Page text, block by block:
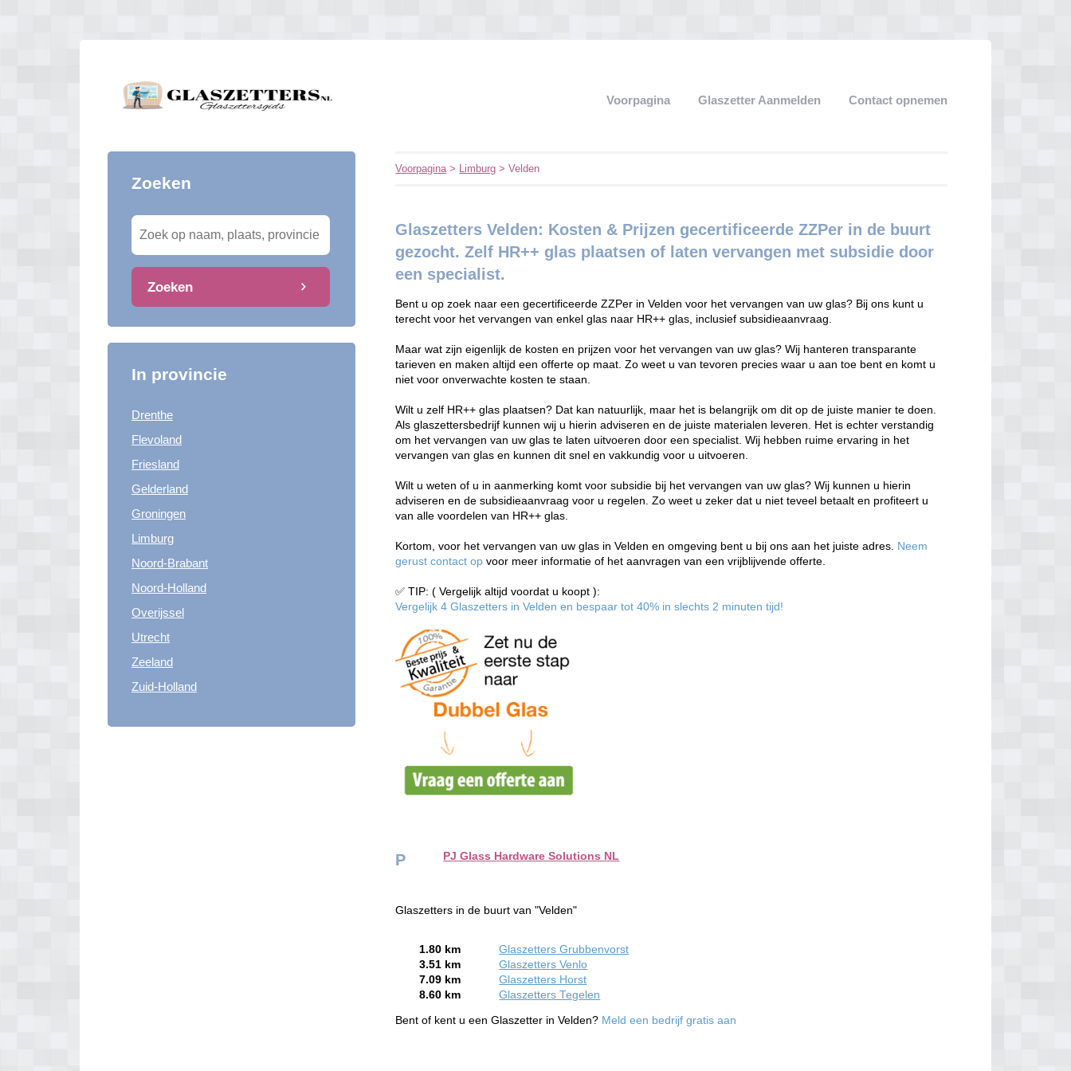
Voorpagina Glaszetter Aanmelden Contact opnemen
Zoeken
Zoeken
In provincie
Drenthe
Flevoland
Friesland
Gelderland
Groningen
Limburg
Noord-Brabant
Noord-Holland
Overijssel
Utrecht
Zeeland
Zuid-Holland
Voorpagina> Limburg > Velden
Glaszetters Velden: Kosten & Prijzen gecertificeerde ZZPer in de buurt
gezocht. Zelf HR++ glas plaatsen of laten vervangen met subsidie door
een specialist.
Bent u op zoek naar een gecertificeerde ZZPer in Velden voor het vervangen van uw glas? Bij ons kunt u
terecht voor het vervangen van enkel glas naar HR++ glas, inclusief subsidieaanvraag.
Maar wat zijn eigenlijk de kosten en prijzen voor het vervangen van uw glas? Wij hanteren transparante
tarieven en maken altijd een offerte op maat. Zo weet u van tevoren precies waar u aan toe bent en komt u
niet voor onverwachte kosten te staan.
Wilt u zelf HR++ glas plaatsen? Dat kan natuurlijk, maar het is belangrijk om dit op de juiste manier te doen.
Als glaszettersbedrijf kunnen wij u hierin adviseren en de juiste materialen leveren. Het is echter verstandig
om het vervangen van uw glas te laten uitvoeren door een specialist. Wij hebben ruime ervaring in het
vervangen van glas en kunnen dit snel en vakkundig voor u uitvoeren.
Wilt u weten of u in aanmerking komt voor subsidie bij het vervangen van uw glas? Wij kunnen u hierin
adviseren en de subsidieaanvraag voor u regelen. Zo weet u zeker dat u niet teveel betaalt en profiteert u
van alle voordelen van HR++ glas.
Kortom, voor het vervangen van uw glas in Velden en omgeving bent u bij ons aan het juiste adres. Neem
gerust contact opvoor meer informatie of het aanvragen van een vrijblijvende offerte.
✅ TIP: ( Vergelijk altijd voordat u koopt ):
Vergelijk 4 Glaszetters in Velden en bespaar tot 40% in slechts 2 minuten tijd!
P PJ Glass Hardware Solutions NL
Glaszetters in de buurt van "Velden"
1.80 km
Glaszetters Grubbenvorst
3.51 km
Glaszetters Venlo
7.09 km
Glaszetters Horst
8.60 km
Glaszetters Tegelen
Bent of kent u een Glaszetter in Velden? Meld een bedrijf gratis aan